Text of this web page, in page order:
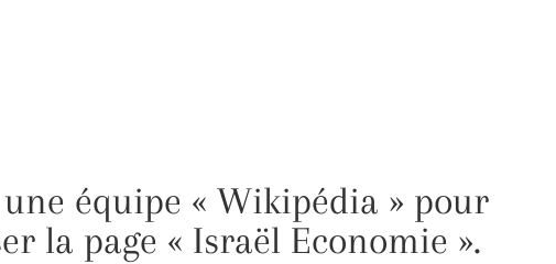
équipe « Wikipédia » pour
la page « Israël Economie ».